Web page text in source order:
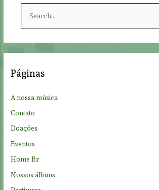
h
:
Páginas
A nossa música
Contato
Doações
Eventos
Home Br
Nossos álbuns